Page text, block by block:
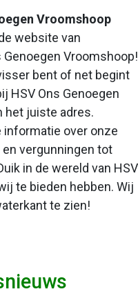
Vroomshoop
website van
Vroomshoop!
bent of net begint
HSV Ons Genoegen
het juiste adres.
informatie over onze
vergunningen tot
in de wereld van HSV
te bieden hebben. Wij
te zien!